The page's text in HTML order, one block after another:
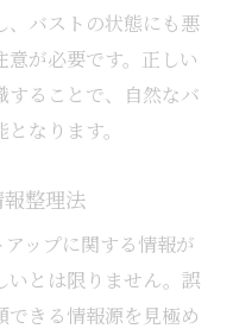
、バストの状態にも悪
が必要です。正しい
することで、自然なバ
なります。
整理法
ップに関する情報が
いとは限りません。誤
きる情報源を見極め